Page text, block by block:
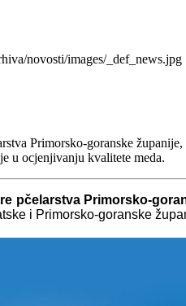
Primorsko-goranske
u ocjenjivanju kvalitete meda.
pčelarstva Primorsko-
i Primorsko-goranske